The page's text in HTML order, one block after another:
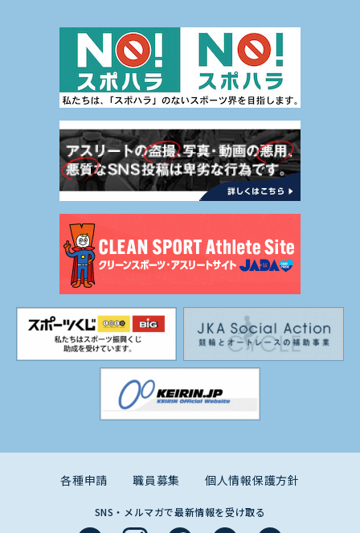
各種申請 職員募集 個人情報保護方針
SNS・メルマガで最新情報を受け取る